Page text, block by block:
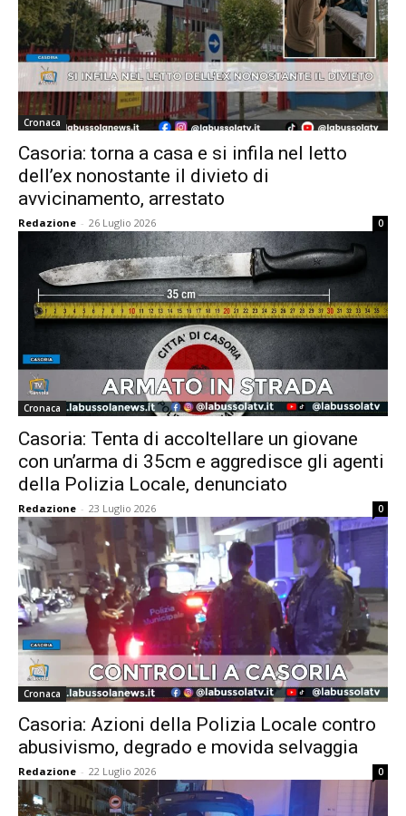
Cronaca
Casoria: torna a casa e si infila nel letto
dell’ex nonostante il divieto di
avvicinamento, arrestato
Redazione - 26 Luglio 2026 0
Cronaca
Casoria: Tenta di accoltellare un giovane
con un’arma di 35cm e aggredisce gli agenti
della Polizia Locale, denunciato
Redazione - 23 Luglio 2026 0
Cronaca
Casoria: Azioni della Polizia Locale contro
abusivismo, degrado e movida selvaggia
Redazione - 22 Luglio 2026 0